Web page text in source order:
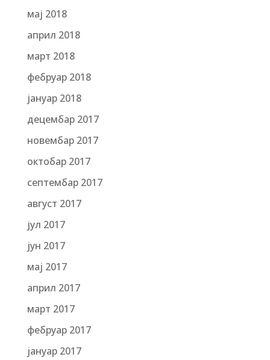
мај 2018
април 2018
март 2018
фебруар 2018
јануар 2018
децембар 2017
новембар 2017
октобар 2017
септембар 2017
август 2017
јул 2017
јун 2017
мај 2017
април 2017
март 2017
фебруар 2017
јануар 2017